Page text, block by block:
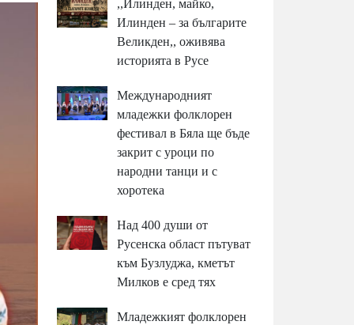
,,Илинден, майко,
Илинден – за българите
Великден,, оживява
историята в Русе
Международният
младежки фолклорен
фестивал в Бяла ще бъде
закрит с уроци по
народни танци и с
хоротека
Над 400 души от
Русенска област пътуват
към Бузлуджа, кметът
Милков е сред тях
Младежкият фолклорен